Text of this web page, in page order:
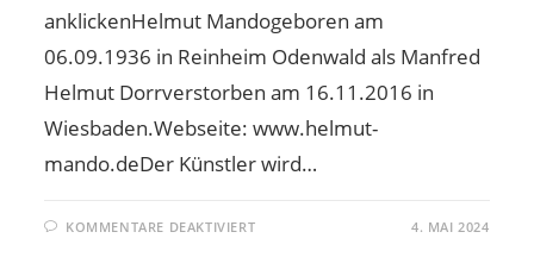
anklickenHelmut Mandogeboren am
06.09.1936 in Reinheim Odenwald als Manfred
Helmut Dorrverstorben am 16.11.2016 in
Wiesbaden.Webseite: www.helmut-
mando.deDer Künstler wird…
KOMMENTARE DEAKTIVIERT 4. MAI 2024